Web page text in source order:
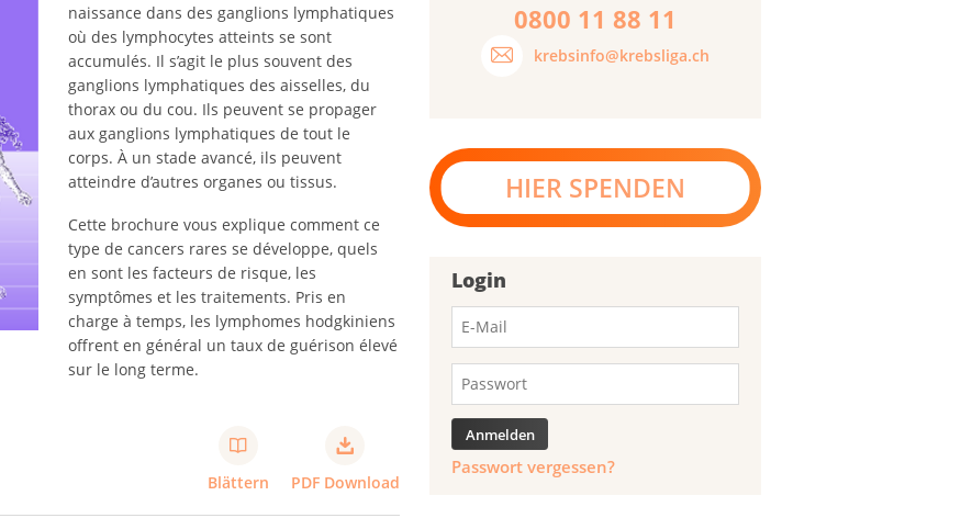
naissance dans des ganglions lymphatiques
où des lymphocytes atteints se sont
accumulés. Il s’agit le plus souvent des
ganglions lymphatiques des aisselles, du
thorax ou du cou. Ils peuvent se propager
aux ganglions lymphatiques de tout le
corps. À un stade avancé, ils peuvent
atteindre d’autres organes ou tissus.
Cette brochure vous explique comment ce
type de cancers rares se développe, quels
en sont les facteurs de risque, les
symptômes et les traitements. Pris en
charge à temps, les lymphomes hodgkiniens
offrent en général un taux de guérison élevé
sur le long terme.
Blättern PDF Download
0800 11 88 11
krebsinfo@krebsliga.ch
HIER SPENDEN
Login
Passwort vergessen?